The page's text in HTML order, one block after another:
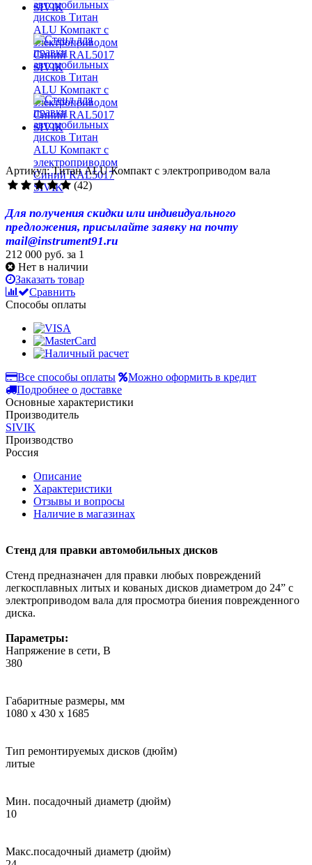
Артикул: Титан ALU Компакт с электроприводом вала
(42)
Для получения скидки или индивидуального
предложения, присылайте заявку на почту
mail@instrument91.ru
212 000 руб. за 1
Нет в наличии
Заказать товар
Сравнить
Способы оплаты
Все способы оплаты
Можно оформить в кредит
Подробнее о доставке
Основные характеристики
Производитель
SIVIK
Производство
Россия
Описание
Характеристики
Отзывы и вопросы
Наличие в магазинах
Стенд для правки автомобильных дисков
Стенд предназначен для правки любых повреждений
легкосплавных литых и кованых дисков диаметром до 24” c
электроприводом вала для просмотра биения поврежденного
диска.
Параметры:
Напряжение в сети, В
380
Габаритные размеры, мм
1080 х 430 х 1685
Тип ремонтируемых дисков (дюйм)
литые
Мин. посадочный диаметр (дюйм)
10
Макс.посадочный диаметр (дюйм)